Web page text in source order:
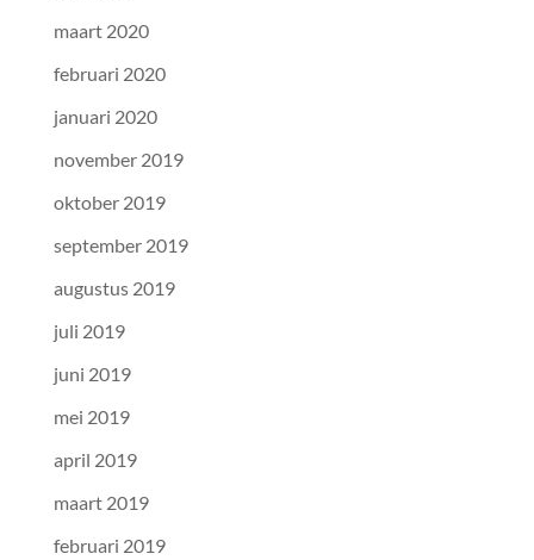
maart 2020
februari 2020
januari 2020
november 2019
oktober 2019
september 2019
augustus 2019
juli 2019
juni 2019
mei 2019
april 2019
maart 2019
februari 2019